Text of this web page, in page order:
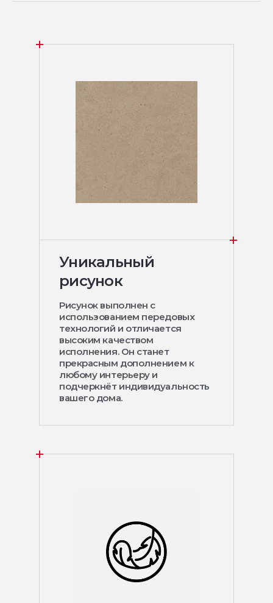
Уникальный
рисунок
Рисунок выполнен с
использованием передовых
технологий и отличается
высоким качеством
исполнения. Он станет
прекрасным дополнением к
любому интерьеру и
подчеркнёт индивидуальность
вашего дома.